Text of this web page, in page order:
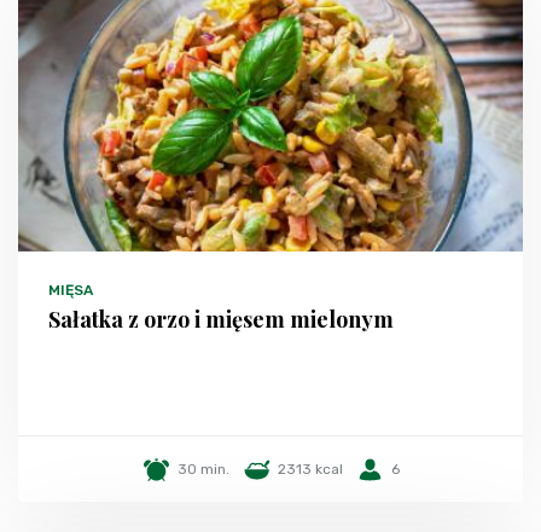
MIĘSA
Sałatka z orzo i mięsem mielonym
30 min. 2313 kcal 6